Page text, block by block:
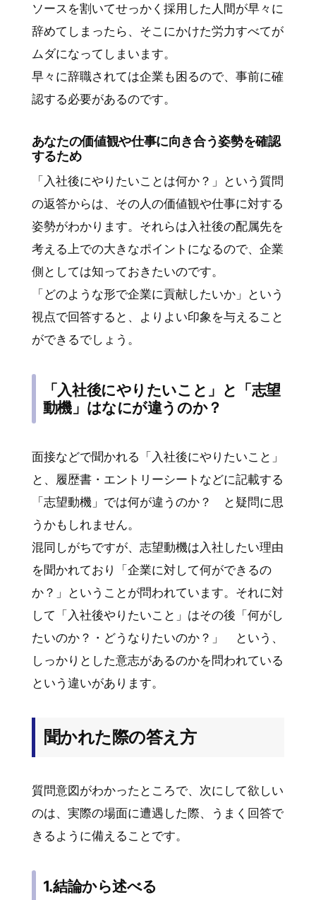
ソースを割いてせっかく採用した人間が早々に
辞めてしまったら、そこにかけた労力すべてが
ムダになってしまいます。
早々に辞職されては企業も困るので、事前に確
認する必要があるのです。
あなたの価値観や仕事に向き合う姿勢を確認
するため
「入社後にやりたいことは何か？」という質問
の返答からは、その人の価値観や仕事に対する
姿勢がわかります。それらは入社後の配属先を
考える上での大きなポイントになるので、企業
側としては知っておきたいのです。
「どのような形で企業に貢献したいか」という
視点で回答すると、よりよい印象を与えること
ができるでしょう。
「入社後にやりたいこと」と「志望
動機」はなにが違うのか？
面接などで聞かれる「入社後にやりたいこと」
と、履歴書・エントリーシートなどに記載する
「志望動機」では何が違うのか？ と疑問に思
うかもしれません。
混同しがちですが、志望動機は入社したい理由
を聞かれており「企業に対して何ができるの
か？」ということが問われています。それに対
して「入社後やりたいこと」はその後「何がし
たいのか？・どうなりたいのか？」 という、
しっかりとした意志があるのかを問われている
という違いがあります。
聞かれた際の答え方
質問意図がわかったところで、次にして欲しい
のは、実際の場面に遭遇した際、うまく回答で
きるように備えることです。
1.結論から述べる